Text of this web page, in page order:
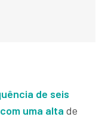
de seis
uma alta de